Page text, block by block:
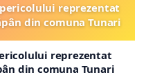
reprezentat
din comuna Tunari
reprezentat
din comuna Tunari